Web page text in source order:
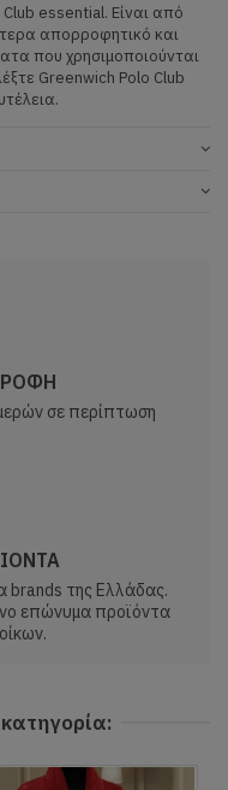
essential. Είναι από
απορροφητικό και
που χρησιμοποιούνται
Greenwich Polo Club
σε περίπτωση
brands της Ελλάδας.
επώνυμα προϊόντα